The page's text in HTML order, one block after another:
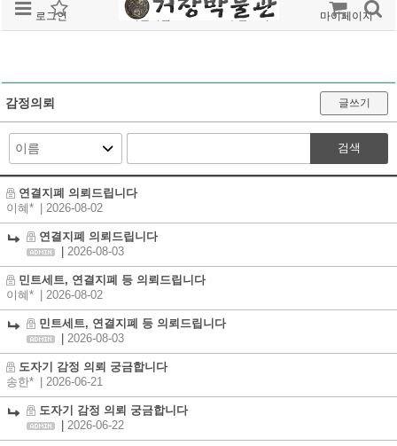
로그인 회원가입 주문조회 마이페이지
감정의뢰 글쓰기
검색
연결지폐 의뢰드립니다
이혜*
| 2026-08-02
연결지폐 의뢰드립니다
2026-08-03
민트세트, 연결지폐 등 의뢰드립니다
이혜*
| 2026-08-02
민트세트, 연결지폐 등 의뢰드립니다
2026-08-03
도자기 감정 의뢰 궁금합니다
송한*
| 2026-06-21
도자기 감정 의뢰 궁금합니다
2026-06-22